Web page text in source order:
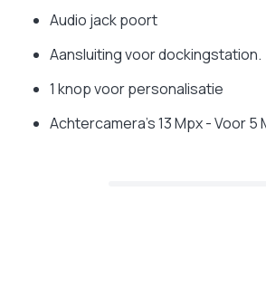
Audio jack poort
Aansluiting voor dockingstation.
1 knop voor personalisatie
Achtercamera's 13 Mpx - Voor 5